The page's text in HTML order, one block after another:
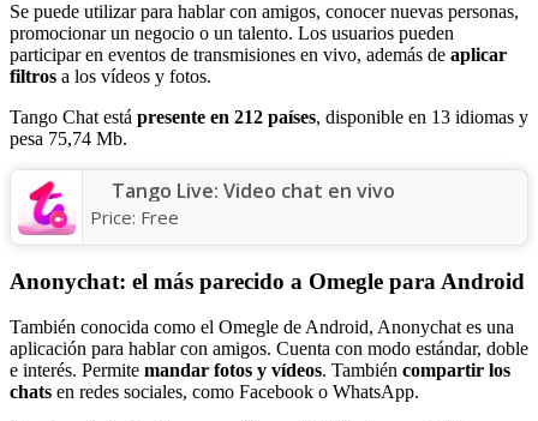
Se puede utilizar para hablar con amigos, conocer nuevas personas,
promocionar un negocio o un talento. Los usuarios pueden
participar en eventos de transmisiones en vivo, además de aplicar
filtros a los vídeos y fotos.
Tango Chat está presente en 212 países, disponible en 13 idiomas y
pesa 75,74 Mb.
Tango Live: Video chat en vivo
Price: Free
Anonychat: el más parecido a Omegle para Android
También conocida como el Omegle de Android, Anonychat es una
aplicación para hablar con amigos. Cuenta con modo estándar, doble
e interés. Permite mandar fotos y vídeos. También compartir los
chats en redes sociales, como Facebook o WhatsApp.